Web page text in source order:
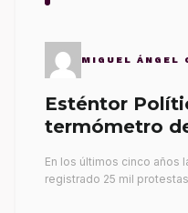
MIGUEL ÁNGEL
Esténtor
termómetro
En los últimos cinco años
registrado 25 mil